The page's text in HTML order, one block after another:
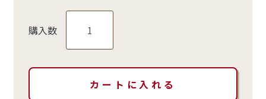
購入数